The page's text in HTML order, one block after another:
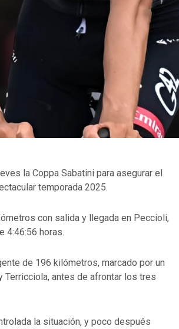
la Coppa Sabatini para asegurar el
temporada 2025.
con salida y llegada en Peccioli,
4:46:56 horas.
de 196 kilómetros, marcado por un
antes de afrontar los tres
la situación, y poco después